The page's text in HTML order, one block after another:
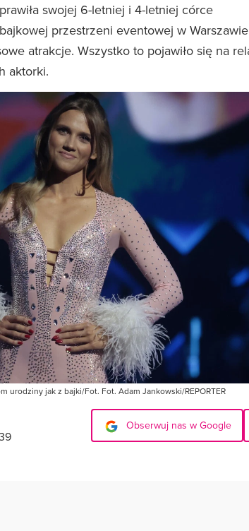
swojej 6-letniej i 4-letniej córce
przestrzeni eventowej w
atrakcje. Wszystko to pojawiło się na
aktorki.
urodziny jak z bajki/Fot. Fot. Adam Jankowski/REPORTER
Obserwuj nas w Google